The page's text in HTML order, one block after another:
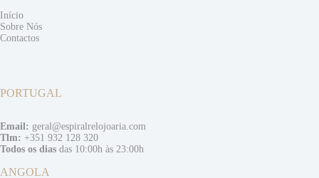
Início
Sobre Nós
Contactos
PORTUGAL
Email: geral@espiralrelojoaria.com
Tlm: +351 932 128 320
Todos os dias das 10:00h às 23:00h
ANGOLA